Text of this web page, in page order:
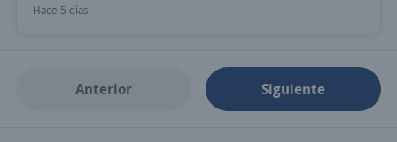
Hace 5 días
Anterior Siguiente